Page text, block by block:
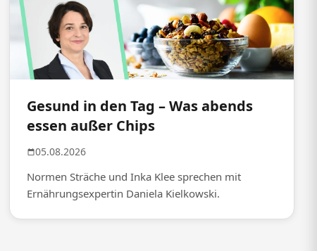
Gesund in den Tag – Was abends
essen außer Chips
05.08.2026
Normen Sträche und Inka Klee sprechen mit
Ernährungsexpertin Daniela Kielkowski.